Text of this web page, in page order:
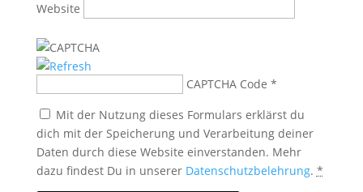
Website
CAPTCHA Code *
Mit der Nutzung dieses Formulars erklärst du
dich mit der Speicherung und Verarbeitung deiner
Daten durch diese Website einverstanden. Mehr
dazu findest Du in unserer Datenschutzbelehrung. *